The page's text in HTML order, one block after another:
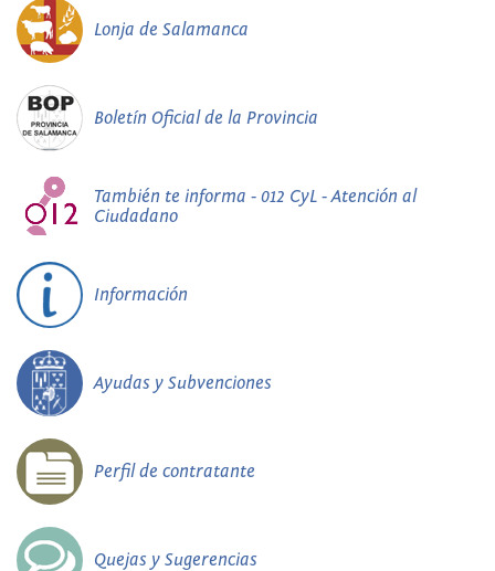
Lonja de Salamanca
Boletín Oficial de la Provincia
También te informa - 012 CyL - Atención al
Ciudadano
Información
Ayudas y Subvenciones
Perfil de contratante
Quejas y Sugerencias